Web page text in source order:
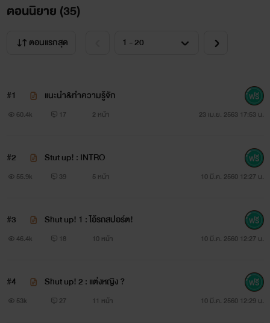
ถึงขั้นใด เหตุการณ์จะเป็นอย่างไรติดตามได้ใน
ซะถ้าไม่อยากเจอดี!
เลยค่ะ
ชี้แจงแถลงไข :นิยายเรื่องนี้เป็นนิยาย นะคะ
ไรท์ชื่อนิ้ง
ขอโทษด้วยนะ แนะนำไรท์ได้นะคะ ไม่ว่ากันแล้วก็ฝากติดตามกัน
ตอนนิยาย (35)
ตอนแรกสุด
#1 แนะนำ&ทำความรู้จัก
60.4k 17 2 หน้า 23 เม.ย. 2563 17:53 น.
#2 Stut up! : INTRO
55.9k 39 5 หน้า 10 มี.ค. 2560 12:27 น.
#3 Shut up! 1 : ไอ้รถสปอร์ต!
46.4k 18 10 หน้า 10 มี.ค. 2560 12:27 น.
#4 Shut up! 2 : แต่งหญิง ?
53k 27 11 หน้า 10 มี.ค. 2560 12:29 น.